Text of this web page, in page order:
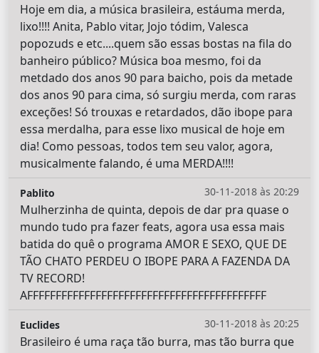
Hoje em dia, a música brasileira, estáuma merda,
lixo!!!! Anita, Pablo vitar, Jojo tódim, Valesca
popozuds e etc....quem são essas bostas na fila do
banheiro público? Música boa mesmo, foi da
metdado dos anos 90 para baicho, pois da metade
dos anos 90 para cima, só surgiu merda, com raras
exceções! Só trouxas e retardados, dão ibope para
essa merdalha, para esse lixo musical de hoje em
dia! Como pessoas, todos tem seu valor, agora,
musicalmente falando, é uma MERDA!!!!
30-11-2018 às 20:29
Pablito
Mulherzinha de quinta, depois de dar pra quase o
mundo tudo pra fazer feats, agora usa essa mais
batida do quê o programa AMOR E SEXO, QUE DE
TÃO CHATO PERDEU O IBOPE PARA A FAZENDA DA
TV RECORD!
AFFFFFFFFFFFFFFFFFFFFFFFFFFFFFFFFFFFFFFFFFF
30-11-2018 às 20:25
Euclides
Brasileiro é uma raça tão burra, mas tão burra que